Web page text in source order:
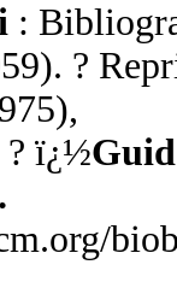
:
?
? ï¿½